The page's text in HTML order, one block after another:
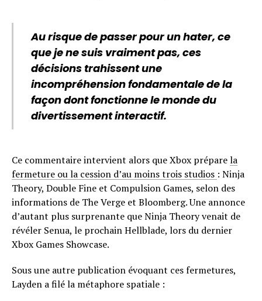
Au risque de passer pour un hater, ce
que je ne suis vraiment pas, ces
décisions trahissent une
incompréhension fondamentale de la
façon dont fonctionne le monde du
divertissement interactif.
Ce commentaire intervient alors que Xbox préparela
fermeture ou la cession d’au moins trois studios : Ninja
Theory, Double Fine et Compulsion Games, selon des
informations de The Verge et Bloomberg. Une annonce
d’autant plus surprenante que Ninja Theory venait de
révéler Senua, le prochain Hellblade, lors du dernier
Xbox Games Showcase.
Sous une autre publication évoquant ces fermetures,
Layden a filé la métaphore spatiale :